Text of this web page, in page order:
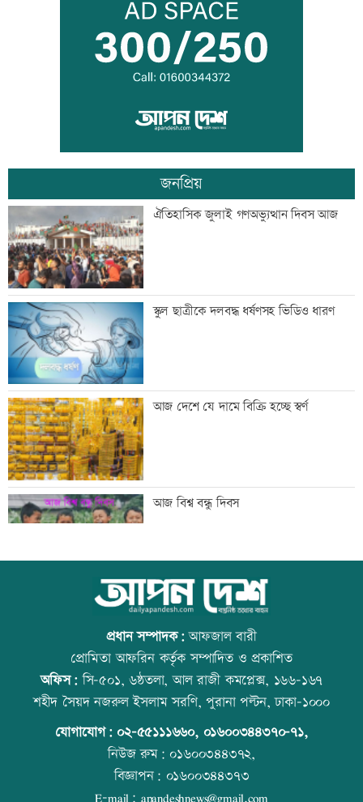
অস্থির বাজারে আজ স্বর্ণের ভরি কত
মেয়েদের আপত্তিকর ছবি তুলে বয়ফ্রেন্ডকে
পাঠাতেন ইবি ছাত্রী
যুবদল নেতার মরদেহ উদ্ধার
ইতালিতে ঢাকাগামী বিমানে আটকা আড়াই
শতাধিক যাত্রী
বাকৃবিতে শুরু হচ্ছে প্রাণী চিকিৎসক-
গবেষকদের বৈজ্ঞানিক সম্মেলন
বন্দরে বিস্ফোরণে একই পরিবারের ৩ জন দগ্ধ
পাঁচ আর্থিক প্রতিষ্ঠান বন্ধের অনুমোদন,
রোববার প্রশাসক নিয়োগ
ঢাকা-ময়মনসিংহ রেল যোগাযোগ স্বাভাবিক
সিঙ্গাপুর থেকে এক কার্গো এলএনজি কিনবে
জনপ্রিয়
ঐতিহাসিক জুলাই গণঅভ্যুত্থান দিবস আজ
স্কুল ছাত্রীকে দলবদ্ধ ধর্ষণসহ ভিডিও ধারণ
আজ দেশে যে দামে বিক্রি হচ্ছে স্বর্ণ
আজ বিশ্ব বন্ধু দিবস
উত্থান-পতনের বাজারে আজ স্বর্ণের ভরি কত
কোরআন-হাদিসে নামাজ না পড়ার শাস্তি
আজ স্বর্ণ-রুপা যে দামে বিক্রি হচ্ছে
প্রধান সম্পাদক:আফজাল বারী
প্রোমিতা আফরিন কর্তৃক সম্পাদিত ও প্রকাশিত
অফিস:সি-৫০১, ৬ষ্ঠতলা, আল রাজী কমপ্লেক্স, ১৬৬-১৬৭
শহীদ সৈয়দ নজরুল ইসলাম সরণি, পুরানা পল্টন, ঢাকা-১০০০
যোগাযোগ: ০২-৫৫১১১৬৬০, ০১৬০০৩৪৪৩৭০-৭১,
নিউজ রুম:০১৬০০৩৪৪৩৭২,
বিজ্ঞাপন: ০১৬০০৩৪৪৩৭৩
E-mail: apandeshnews@gmail.com